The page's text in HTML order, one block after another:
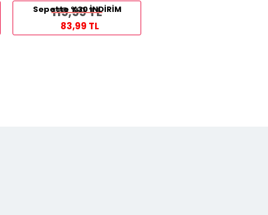
119,99 TL
Sepette %30 İNDİRİM
83,99 TL